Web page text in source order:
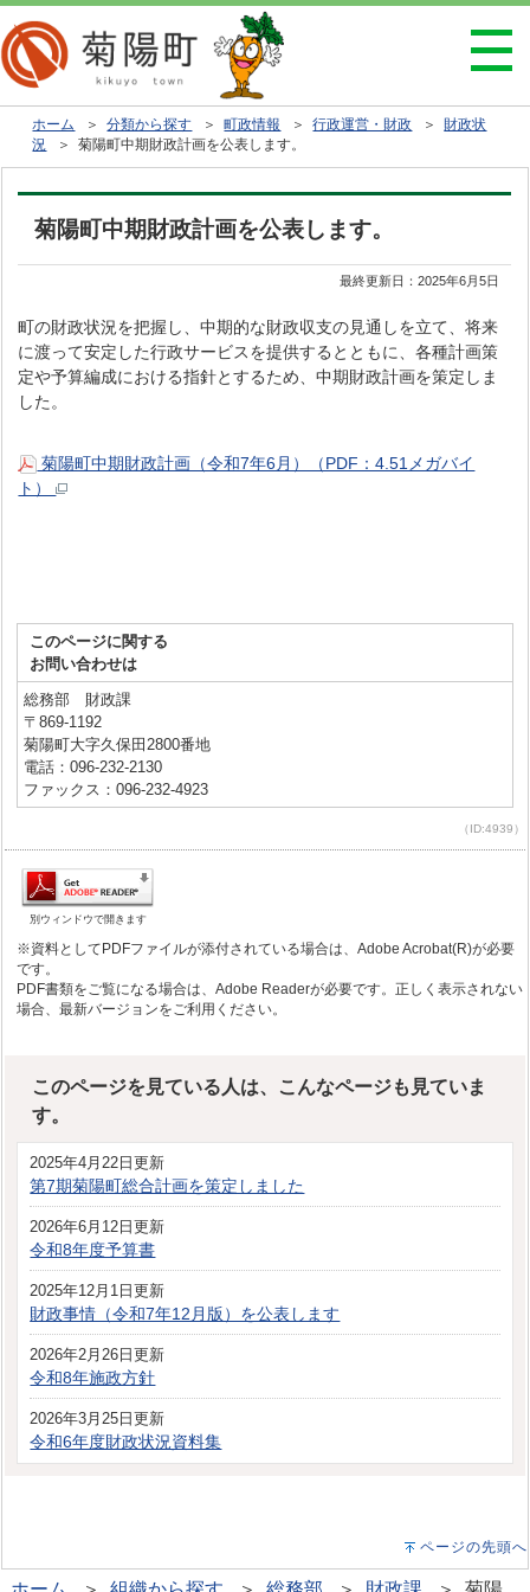
ホーム ＞分類から探す ＞町政情報 ＞行政運営・財政 ＞財政状
況 ＞ 菊陽町中期財政計画を公表します。
菊陽町中期財政計画を公表します。
最終更新日：2025年6月5日
町の財政状況を把握し、中期的な財政収支の見通しを立て、将来
に渡って安定した行政サービスを提供するとともに、各種計画策
定や予算編成における指針とするため、中期財政計画を策定しま
した。
菊陽町中期財政計画（令和7年6月）（PDF：4.51メガバイ
ト）
このページに関する
お問い合わせは
総務部 財政課
〒869-1192
菊陽町大字久保田2800番地
電話：096-232-2130
ファックス：096-232-4923
（ID:4939）
別ウィンドウで開きます
※資料としてPDFファイルが添付されている場合は、Adobe Acrobat(R)が必要
です。
PDF書類をご覧になる場合は、Adobe Readerが必要です。正しく表示されない
場合、最新バージョンをご利用ください。
このページを見ている人は、こんなページも見ていま
す。
2025年4月22日更新
第7期菊陽町総合計画を策定しました
2026年6月12日更新
令和8年度予算書
2025年12月1日更新
財政事情（令和7年12月版）を公表します
2026年2月26日更新
令和8年施政方針
2026年3月25日更新
令和6年度財政状況資料集
ページの先頭へ